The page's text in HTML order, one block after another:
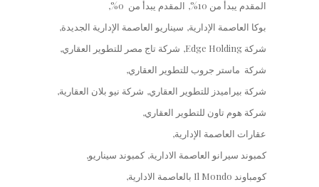
المقدم يبدأ من 10%
المقدم يبدأ من 0%
بوكا العاصمة الإدارية سيناريو العاصمة الإدارية الجديدة
شركة Edge Holding
شركة تاج مصر للتطوير العقاري
شركة ماستر جروب للتطوير العقاري
شركة بيراميدز للتطوير العقاري شركة نيو بلان العقارية
شركة هوم تاون للتطوير العقاري
عقارات العاصمة الإدارية
كمبوند سيرانو العاصمة الادارية كمبوند سيناريو
كومباوند Il Mondo بالعاصمة الادارية